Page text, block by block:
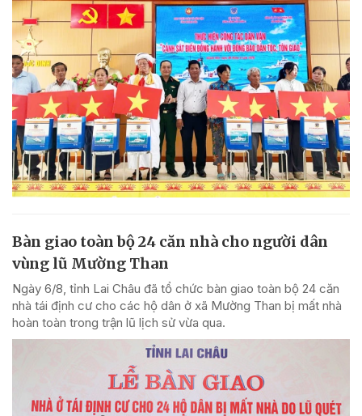
Bàn giao toàn bộ 24 căn nhà cho người dân
vùng lũ Mường Than
Ngày 6/8, tỉnh Lai Châu đã tổ chức bàn giao toàn bộ 24 căn
nhà tái định cư cho các hộ dân ở xã Mường Than bị mất nhà
hoàn toàn trong trận lũ lịch sử vừa qua.